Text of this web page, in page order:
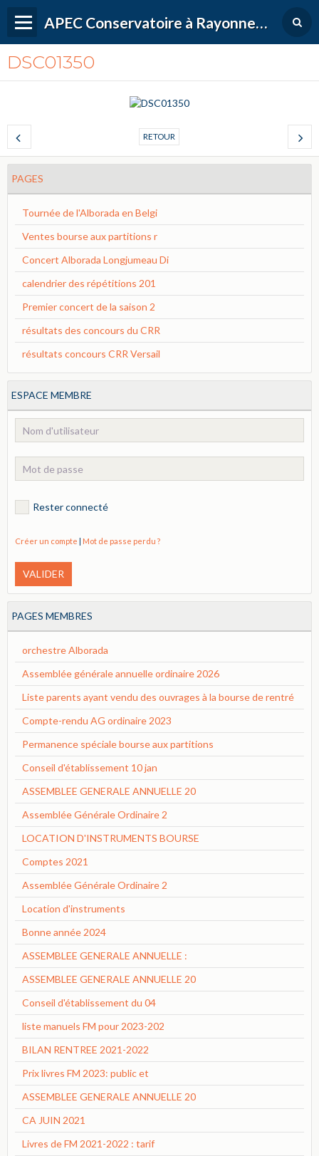
APEC Conservatoire à Rayonnement Régional de Versailles Grand Parc
DSC01350
RETOUR
PAGES
Tournée de l'Alborada en Belgi
Ventes bourse aux partitions r
Concert Alborada Longjumeau Di
calendrier des répétitions 201
Premier concert de la saison 2
résultats des concours du CRR
résultats concours CRR Versail
ESPACE MEMBRE
Rester connecté
Créer un compte Mot de passe perdu ?
VALIDER
PAGES MEMBRES
orchestre Alborada
Assemblée générale annuelle ordinaire 2026
Liste parents ayant vendu des ouvrages à la bourse de rentré
Compte-rendu AG ordinaire 2023
Permanence spéciale bourse aux partitions
Conseil d'établissement 10 jan
ASSEMBLEE GENERALE ANNUELLE 20
Assemblée Générale Ordinaire 2
LOCATION D'INSTRUMENTS BOURSE
Comptes 2021
Assemblée Générale Ordinaire 2
Location d'instruments
Bonne année 2024
ASSEMBLEE GENERALE ANNUELLE :
ASSEMBLEE GENERALE ANNUELLE 20
Conseil d'établissement du 04
liste manuels FM pour 2023-202
BILAN RENTREE 2021-2022
Prix livres FM 2023: public et
ASSEMBLEE GENERALE ANNUELLE 20
CA JUIN 2021
Livres de FM 2021-2022 : tarif